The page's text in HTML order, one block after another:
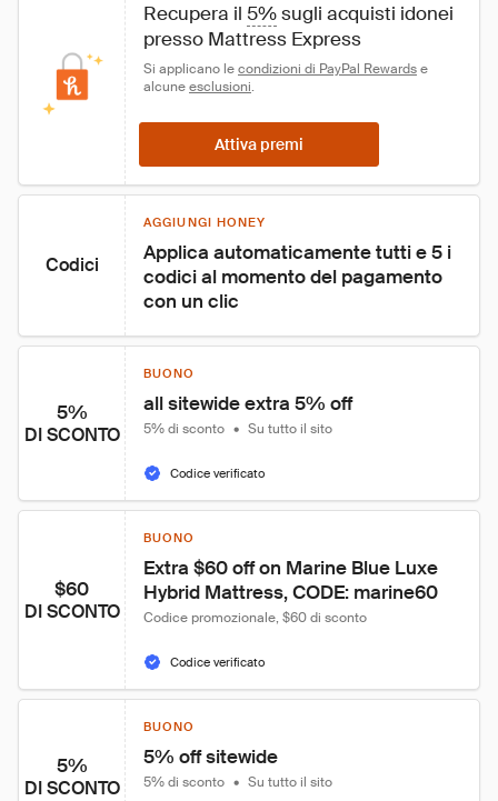
Recupera il 5% sugli acquisti idonei
presso Mattress Express
Si applicano le condizioni di PayPal Rewards e
alcune esclusioni.
Attiva premi
Codici
AGGIUNGI HONEY
Applica automaticamente tutti e 5 i
codici al momento del pagamento
con un clic
5%
DI SCONTO
BUONO
all sitewide extra 5% off
5% di sconto • Su tutto il sito
Codice verificato
$60
DI SCONTO
BUONO
Extra $60 off on Marine Blue Luxe
Hybrid Mattress, CODE: marine60
Codice promozionale, $60 di sconto
Codice verificato
5%
DI SCONTO
BUONO
5% off sitewide
5% di sconto • Su tutto il sito